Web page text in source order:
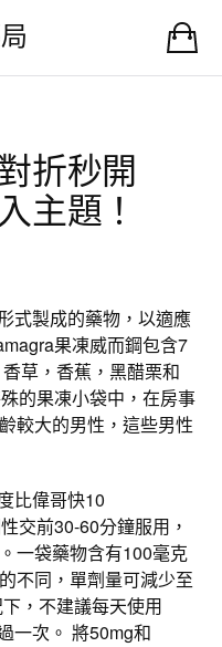
折秒開
主題！
式製成的藥物，以適應
果凍威而鋼包含7
草，香蕉，黑醋栗和
的果凍小袋中，在房事
較大的男性，這些男性
比偉哥快10
交前30-60分鐘服用，
一袋藥物含有100毫克
不同，單劑量可減少至
，不建議每天使用
一次。 將50mg和